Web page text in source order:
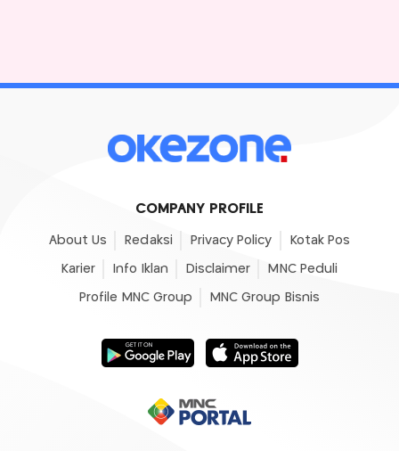
COMPANY PROFILE
About Us Redaksi Privacy Policy Kotak Pos
Karier Info Iklan Disclaimer MNC Peduli
Profile MNC Group MNC Group Bisnis